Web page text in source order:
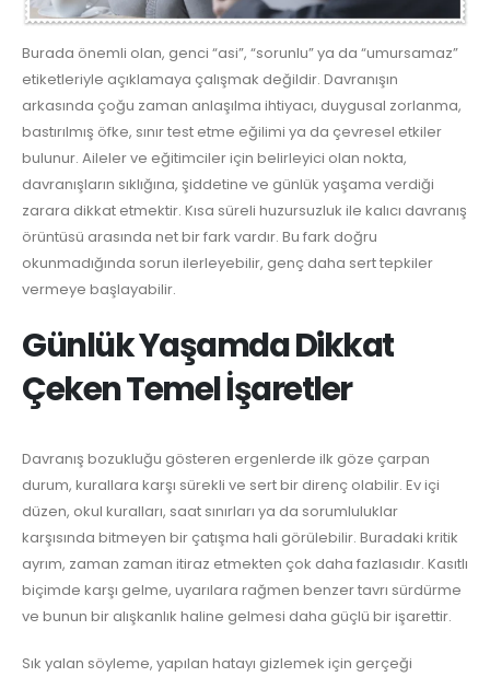
Burada önemli olan, genci “asi”, “sorunlu” ya da “umursamaz”
etiketleriyle açıklamaya çalışmak değildir. Davranışın
arkasında çoğu zaman anlaşılma ihtiyacı, duygusal zorlanma,
bastırılmış öfke, sınır test etme eğilimi ya da çevresel etkiler
bulunur. Aileler ve eğitimciler için belirleyici olan nokta,
davranışların sıklığına, şiddetine ve günlük yaşama verdiği
zarara dikkat etmektir. Kısa süreli huzursuzluk ile kalıcı davranış
örüntüsü arasında net bir fark vardır. Bu fark doğru
okunmadığında sorun ilerleyebilir, genç daha sert tepkiler
vermeye başlayabilir.
Günlük Yaşamda Dikkat
Çeken Temel İşaretler
Davranış bozukluğu gösteren ergenlerde ilk göze çarpan
durum, kurallara karşı sürekli ve sert bir direnç olabilir. Ev içi
düzen, okul kuralları, saat sınırları ya da sorumluluklar
karşısında bitmeyen bir çatışma hali görülebilir. Buradaki kritik
ayrım, zaman zaman itiraz etmekten çok daha fazlasıdır. Kasıtlı
biçimde karşı gelme, uyarılara rağmen benzer tavrı sürdürme
ve bunun bir alışkanlık haline gelmesi daha güçlü bir işarettir.
Sık yalan söyleme, yapılan hatayı gizlemek için gerçeği